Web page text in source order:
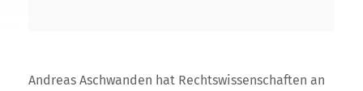
Andreas Aschwanden hat Rechtswissenschaften an